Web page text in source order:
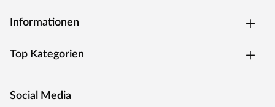
Informationen
Top Kategorien
Social Media